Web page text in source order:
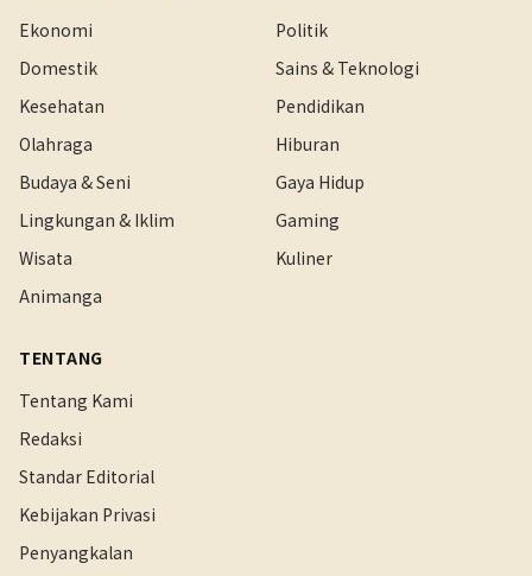
Ekonomi
Politik
Domestik
Sains & Teknologi
Kesehatan
Pendidikan
Olahraga
Hiburan
Budaya & Seni
Gaya Hidup
Lingkungan & Iklim
Gaming
Wisata
Kuliner
Animanga
TENTANG
Tentang Kami
Redaksi
Standar Editorial
Kebijakan Privasi
Penyangkalan